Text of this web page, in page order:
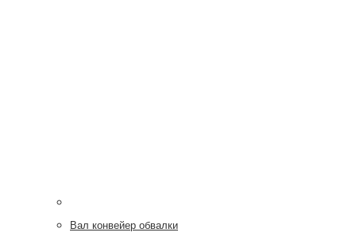
Вал конвейер обвалки